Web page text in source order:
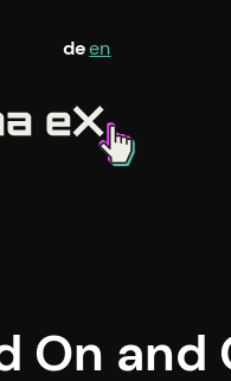
deen
On and